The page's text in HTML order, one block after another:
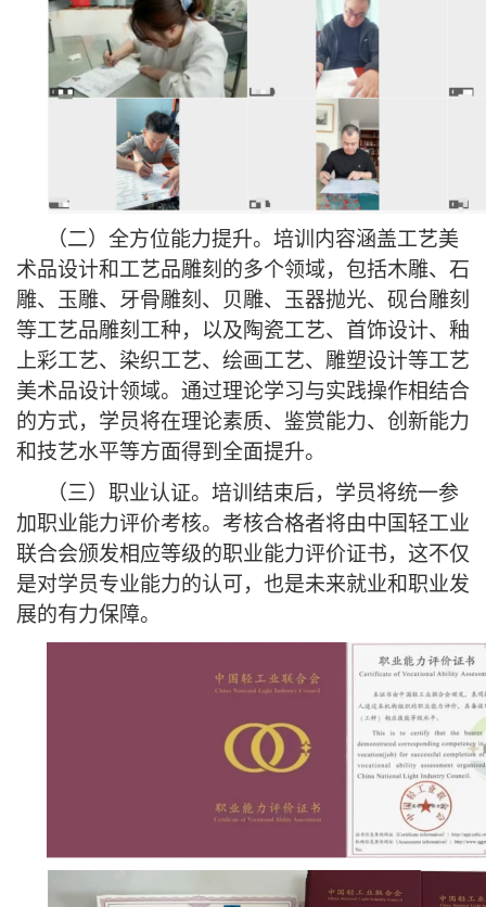
（二） 全方位能力提升。培训内容涵盖工艺美
术品设计和工艺品雕刻的多个领域，包括木雕、石
雕、玉雕、牙骨雕刻、贝雕、玉器抛光、砚台雕刻
等工艺品雕刻工种，以及陶瓷工艺、首饰设计、釉
上彩工艺、染织工艺、绘画工艺、雕塑设计等工艺
美术品设计领域。通过理论学习与实践操作相结合
的方式，学员将在理论素质、鉴赏能力、创新能力
和技艺水平等方面得到全面提升。
（三） 职业认证。培训结束后，学员将统一参
加职业能力评价考核。考核合格者将由中国轻工业
联合会颁发相应等级的职业能力评价证书，这不仅
是对学员专业能力的认可，也是未来就业和职业发
展的有力保障。